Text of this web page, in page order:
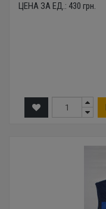
ЦЕНА ЗА ЕД.: 430 грн.